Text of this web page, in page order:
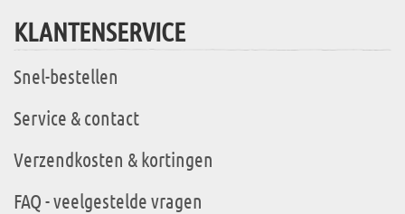
KLANTENSERVICE
Snel-bestellen
Service & contact
Verzendkosten & kortingen
FAQ - veelgestelde vragen